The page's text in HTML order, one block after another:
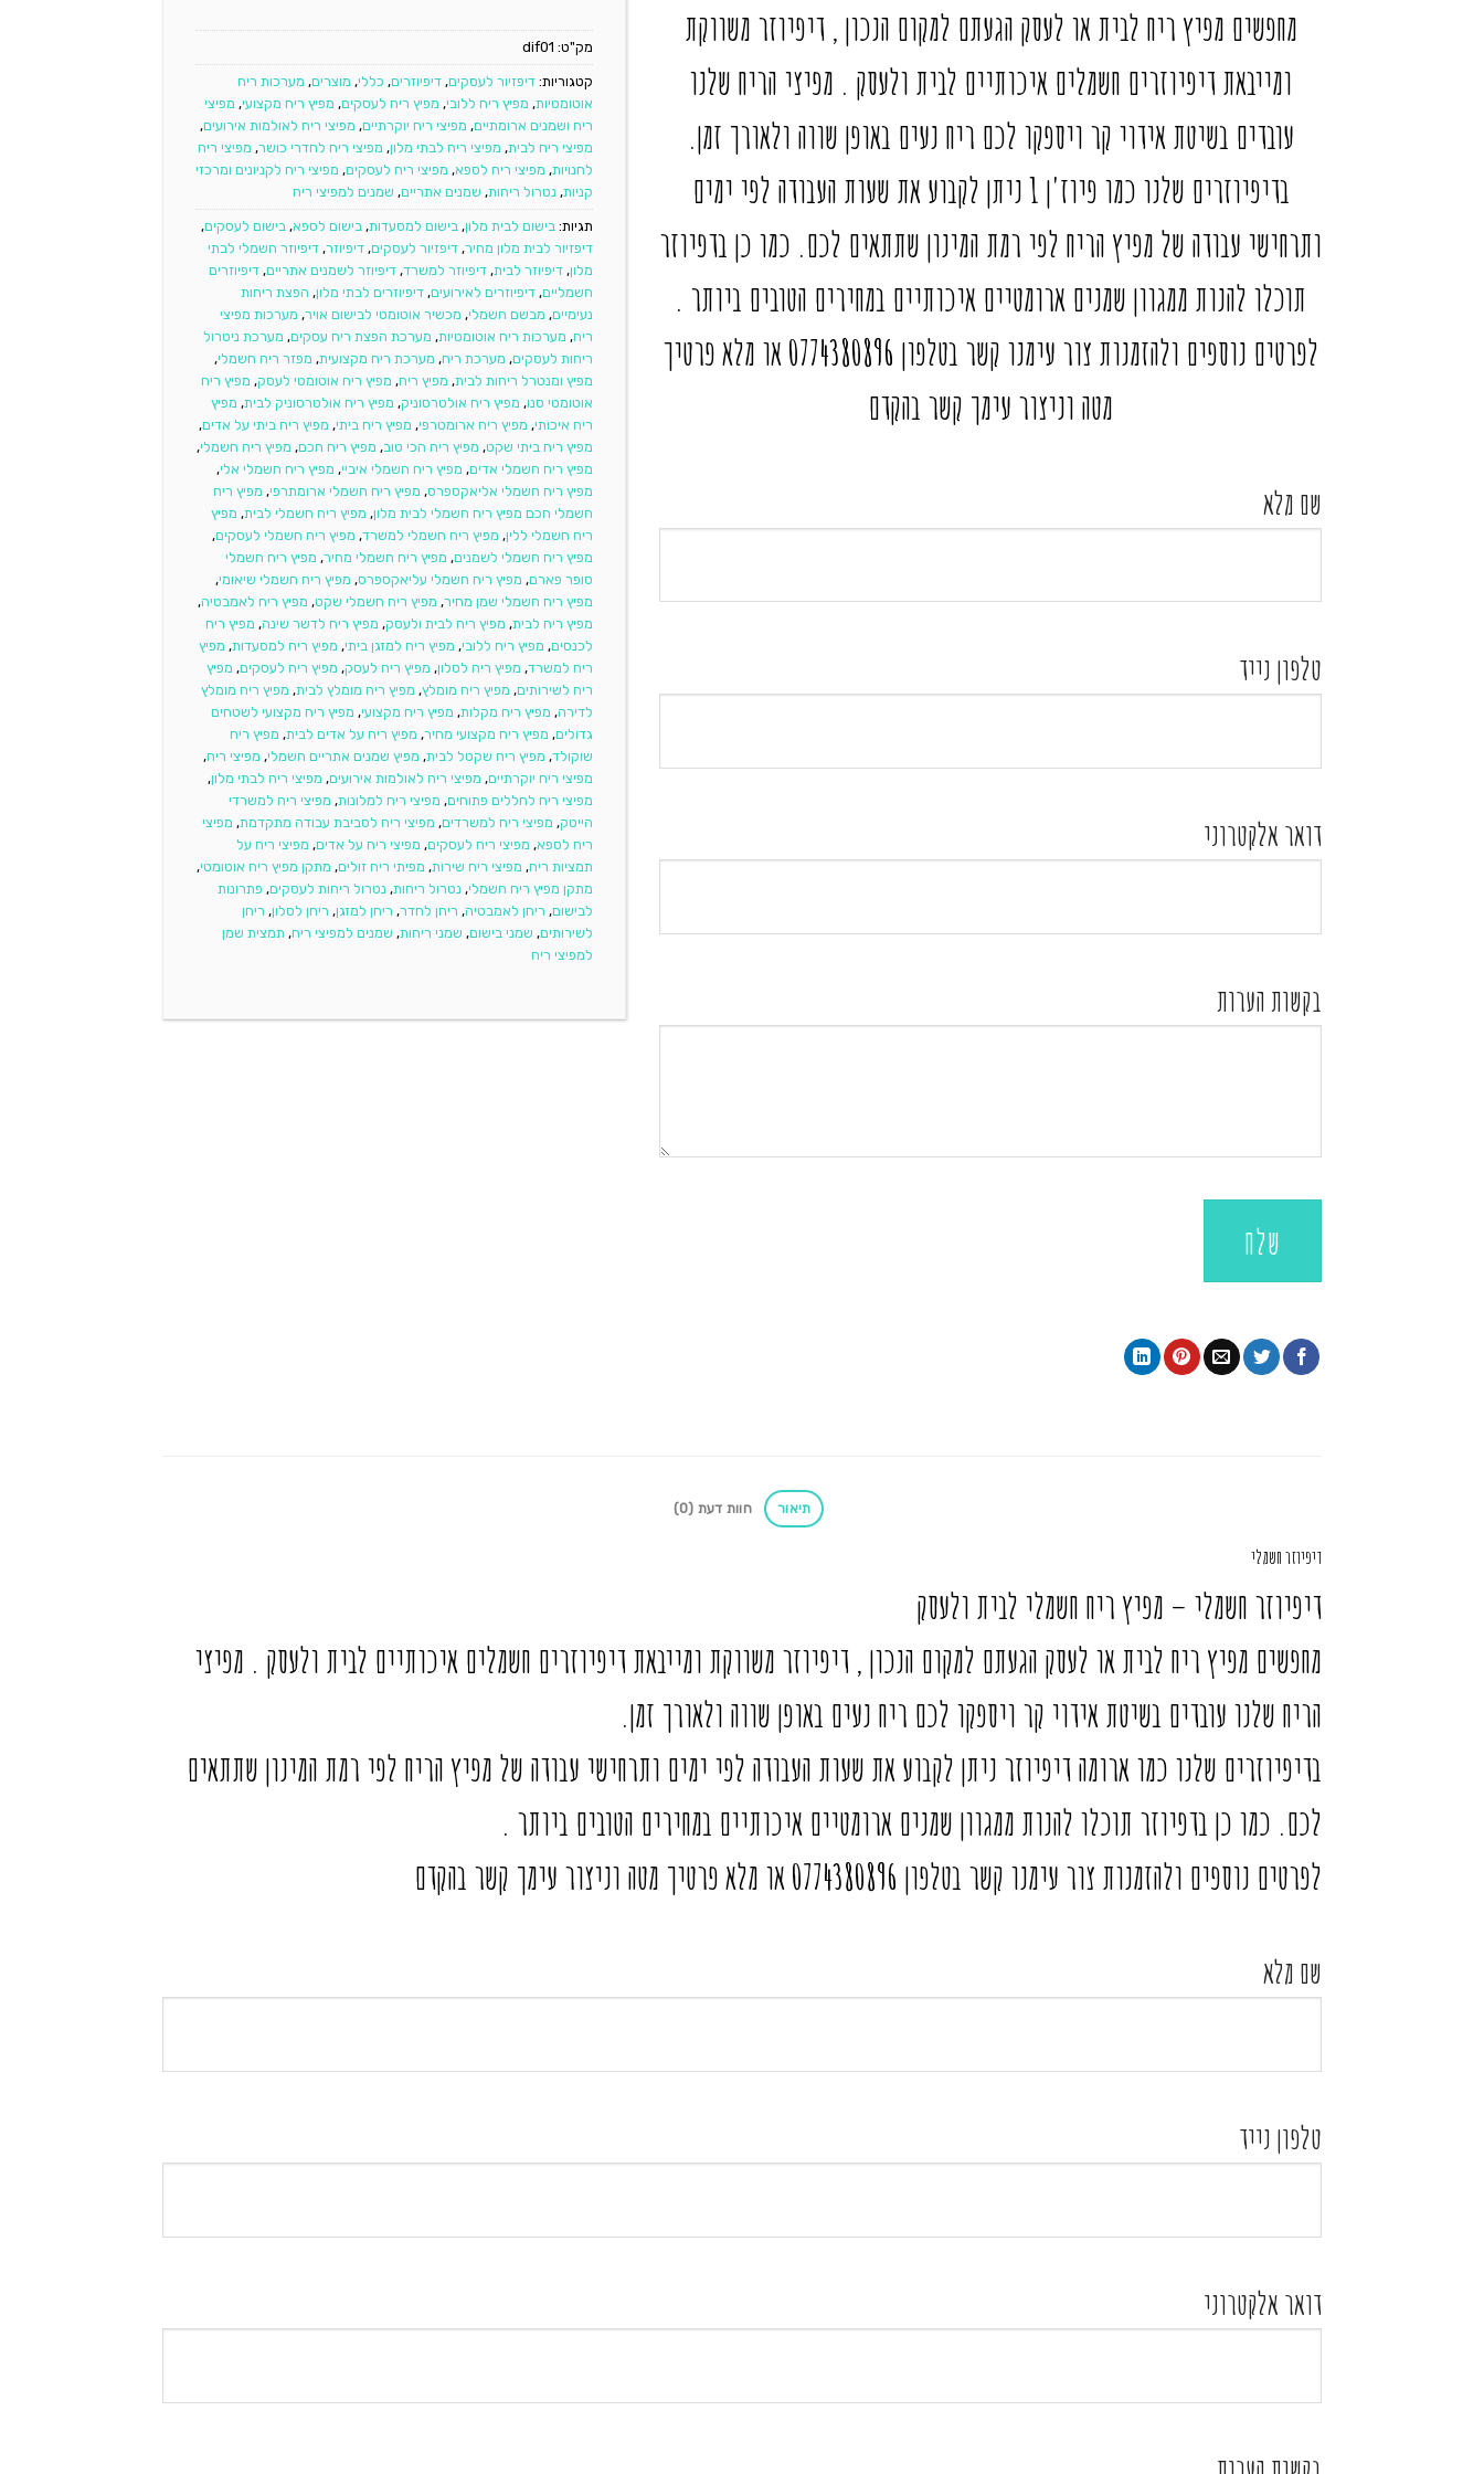
מחפשים מפיץ ריח לבית או לעסק הגעתם למקום הנכון , דיפיוזר משווקת
ומייבאת דיפיוזרים חשמלים איכותיים לבית ולעסק . מפיצי הריח שלנו
עובדים בשיטת אידוי קר ויספקו לכם ריח נעים באופן שווה ולאורך זמן.
בדיפיוזרים שלנו כמו פיוז'ן 1 ניתן לקבוע את שעות העבודה לפי ימים
ותרחישי עבודה של מפיץ הריח לפי רמת המינון שתתאים לכם. כמו כן בדפיוזר
תוכלו להנות ממגוון שמנים ארומטיים איכותיים במחירים הטובים ביותר .
לפרטים נוספים ולהזמנות צור עימנו קשר בטלפון 0774380896 או מלא פרטיך
מטה וניצור עימך קשר בהקדם
שם מלא
טלפון נייד
דואר אלקטרוני
בקשות הערות
מק"ט: dif01
קטגוריות: דיפזיור לעסקים, דיפיוזרים, כללי, מוצרים, מערכות ריח
אוטומטיות, מפיץ ריח ללובי, מפיץ ריח לעסקים, מפיץ ריח מקצועי, מפיצי
ריח ושמנים ארומתיים, מפיצי ריח יוקרתיים, מפיצי ריח לאולמות אירועים,
מפיצי ריח לבית, מפיצי ריח לבתי מלון, מפיצי ריח לחדרי כושר, מפיצי ריח
לחנויות, מפיצי ריח לספא, מפיצי ריח לעסקים, מפיצי ריח לקניונים ומרכזי
קניות, נטרול ריחות, שמנים אתריים, שמנים למפיצי ריח
תגיות: בישום לבית מלון, בישום למסעדות, בישום לספא, בישום לעסקים,
דיפזיור לבית מלון מחיר, דיפזיור לעסקים, דיפיוזר, דיפיוזר חשמלי לבתי
מלון, דיפיוזר לבית, דיפיוזר למשרד, דיפיוזר לשמנים אתריים, דיפיוזרים
חשמליים, דיפיוזרים לאירועים, דיפיוזרים לבתי מלון, הפצת ריחות
נעימיים, מבשם חשמלי, מכשיר אוטומטי לבישום אויר, מערכות מפיצי
ריח, מערכות ריח אוטומטיות, מערכת הפצת ריח עסקים, מערכת ניטרול
ריחות לעסקים, מערכת ריח, מערכת ריח מקצועית, מפזר ריח חשמלי,
מפיץ ומנטרל ריחות לבית, מפיץ ריח, מפיץ ריח אוטומטי לעסק, מפיץ ריח
אוטומטי סנו, מפיץ ריח אולטרסוניק, מפיץ ריח אולטרסוניק לבית, מפיץ
ריח איכותי, מפיץ ריח ארומטרפי, מפיץ ריח ביתי, מפיץ ריח ביתי על אדים,
מפיץ ריח ביתי שקט, מפיץ ריח הכי טוב, מפיץ ריח חכם, מפיץ ריח חשמלי,
מפיץ ריח חשמלי אדים, מפיץ ריח חשמלי איביי, מפיץ ריח חשמלי אלי,
מפיץ ריח חשמלי אליאקספרס, מפיץ ריח חשמלי ארומתרפי, מפיץ ריח
חשמלי חכם מפיץ ריח חשמלי לבית מלון, מפיץ ריח חשמלי לבית, מפיץ
ריח חשמלי ללין, מפיץ ריח חשמלי למשרד, מפיץ ריח חשמלי לעסקים,
מפיץ ריח חשמלי לשמנים, מפיץ ריח חשמלי מחיר, מפיץ ריח חשמלי
סופר פארם, מפיץ ריח חשמלי עליאקספרס, מפיץ ריח חשמלי שיאומי,
מפיץ ריח חשמלי שמן מחיר, מפיץ ריח חשמלי שקט, מפיץ ריח לאמבטיה,
מפיץ ריח לבית, מפיץ ריח לבית ולעסק, מפיץ ריח לדשר שינה, מפיץ ריח
לכנסים, מפיץ ריח ללובי, מפיץ ריח למזגן ביתי, מפיץ ריח למסעדות, מפיץ
ריח למשרד, מפיץ ריח לסלון, מפיץ ריח לעסק, מפיץ ריח לעסקים, מפיץ
ריח לשירותים, מפיץ ריח מומלץ, מפיץ ריח מומלץ לבית, מפיץ ריח מומלץ
לדירה, מפיץ ריח מקלות, מפיץ ריח מקצועי, מפיץ ריח מקצועי לשטחים
גדולים, מפיץ ריח מקצועי מחיר, מפיץ ריח על אדים לבית, מפיץ ריח
שוקולד, מפיץ ריח שקטל לבית, מפיץ שמנים אתריים חשמלי, מפיצי ריח,
מפיצי ריח יוקרתיים, מפיצי ריח לאולמות אירועים, מפיצי ריח לבתי מלון,
מפיצי ריח לחללים פתוחים, מפיצי ריח למלונות, מפיצי ריח למשרדי
הייטק, מפיצי ריח למשרדים, מפיצי ריח לסביבת עבודה מתקדמת, מפיצי
ריח לספא, מפיצי ריח לעסקים, מפיצי ריח על אדים, מפיצי ריח על
תמציות ריח, מפיצי ריח שירות, מפיתי ריח זולים, מתקן מפיץ ריח אוטומטי,
מתקן מפיץ ריח חשמלי, נטרול ריחות, נטרול ריחות לעסקים, פתרונות
לבישום, ריחן לאמבטיה, ריחן לחדר, ריחן למזגן, ריחן לסלון, ריחן
לשירותים, שמני בישום, שמני ריחות, שמנים למפיצי ריח, תמצית שמן
למפיצי ריח
תיאור חוות דעת (0)
דיפיוזר חשמלי
דיפיוזר חשמלי – מפיץ ריח חשמלי לבית ולעסק
מחפשים מפיץ ריח לבית או לעסק הגעתם למקום הנכון , דיפיוזר משווקת ומייבאת דיפיוזרים חשמלים איכותיים לבית ולעסק . מפיצי
הריח שלנו עובדים בשיטת אידוי קר ויספקו לכם ריח נעים באופן שווה ולאורך זמן.
בדיפיוזרים שלנו כמו ארומה דיפיוזר ניתן לקבוע את שעות העבודה לפי ימים ותרחישי עבודה של מפיץ הריח לפי רמת המינון שתתאים
לכם. כמו כן בדפיוזר תוכלו להנות ממגוון שמנים ארומטיים איכותיים במחירים הטובים ביותר .
לפרטים נוספים ולהזמנות צור עימנו קשר בטלפון 0774380896 או מלא פרטיך מטה וניצור עימך קשר בהקדם
שם מלא
טלפון נייד
דואר אלקטרוני